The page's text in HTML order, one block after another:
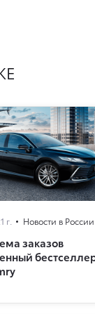
г. Новости в России
заказов